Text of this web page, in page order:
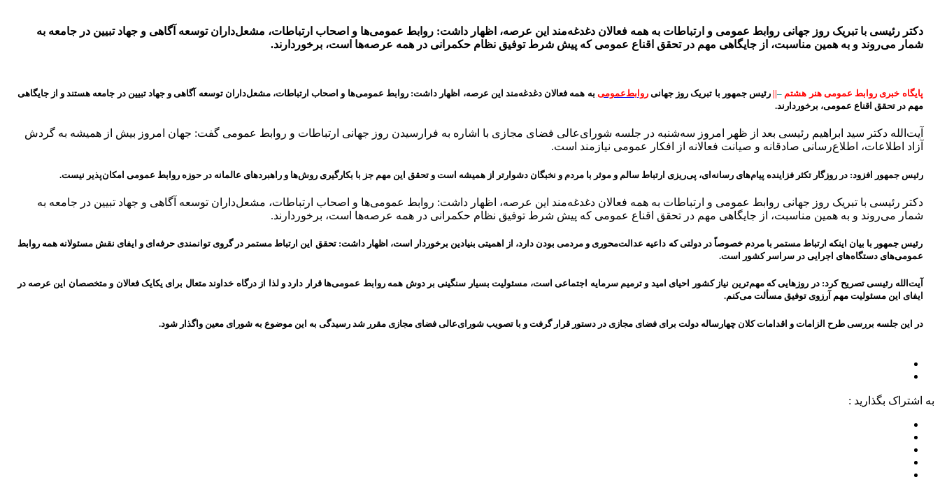
دکتر رئیسی با تبریک روز جهانی روابط عمومی و ارتباطات به همه فعالان دغدغه‌مند این عرصه، اظهار داشت: روابط عمومی‌ها و اصحاب ارتباطات، مشعل‌داران توسعه آگاهی و جهاد تبیین در جامعه به
شمار می‌روند و به همین مناسبت، از جایگاهی مهم در تحقق اقناع عمومی که پیش شرط توفیق نظام حکمرانی در همه عرصه‌ها است، برخوردارند.
پایگاه خبری روابط عمومی هنر هشتم –
|| رئیس جمهور با تبریک روز جهانیروابط‌عمومی به همه فعالان دغدغه‌مند این عرصه، اظهار داشت: روابط عمومی‌ها و اصحاب ارتباطات، مشعل‌داران توسعه آگاهی و جهاد تبیین در جامعه هستند و از جایگاهی
مهم در تحقق اقناع عمومی، برخوردارند.
آیت‌الله دکتر سید ابراهیم رئیسی بعد از ظهر امروز سه‌شنبه در جلسه شورای‌عالی فضای مجازی با اشاره به فرارسیدن روز جهانی ارتباطات و روابط عمومی گفت: جهان امروز بیش از همیشه به گردش
آزاد اطلاعات، اطلاع‌رسانی صادقانه و صیانت فعالانه از افکار عمومی نیازمند است.
رئیس جمهور افزود: در روزگار تکثر فزاینده پیام‌های رسانه‌ای، پی‌ریزی ارتباط سالم و موثر با مردم و نخبگان دشوارتر از همیشه است و تحقق این مهم جز با بکارگیری روش‌ها و راهبردهای عالمانه در حوزه روابط عمومی امکان‌پذیر نیست.
دکتر رئیسی با تبریک روز جهانی روابط عمومی و ارتباطات به همه فعالان دغدغه‌مند این عرصه، اظهار داشت: روابط عمومی‌ها و اصحاب ارتباطات، مشعل‌داران توسعه آگاهی و جهاد تبیین در جامعه به
شمار می‌روند و به همین مناسبت، از جایگاهی مهم در تحقق اقناع عمومی که پیش شرط توفیق نظام حکمرانی در همه عرصه‌ها است، برخوردارند.
رئیس جمهور با بیان اینکه ارتباط مستمر با مردم خصوصاً در دولتی که داعیه عدالت‌محوری و مردمی بودن دارد، از اهمیتی بنیادین برخوردار است، اظهار داشت: تحقق این ارتباط مستمر در گروی توانمندی حرفه‌ای و ایفای نقش مسئولانه همه روابط
عمومی‌های دستگاه‌های اجرایی در سراسر کشور است.
آیت‌الله رئیسی تصریح کرد: در روزهایی که مهم‌ترین نیاز کشور احیای امید و ترمیم سرمایه اجتماعی است، مسئولیت بسیار سنگینی بر دوش همه روابط عمومی‌ها قرار دارد و لذا از درگاه خداوند متعال برای یکایک فعالان و متخصصان این عرصه در
ایفای این مسئولیت مهم آرزوی توفیق مسألت می‌کنم.
در این جلسه بررسی طرح الزامات و اقدامات کلان چهارساله دولت برای فضای مجازی در دستور قرار گرفت و با تصویب شورای‌عالی فضای مجازی مقرر شد رسیدگی به این موضوع به شورای معین واگذار شود.
به اشتراک بگذارید :